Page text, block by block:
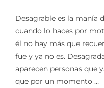
Desagrable es la manía
cuando lo haces por
él no hay más que
fue y ya no es.
aparecen personas que
que por un momento …